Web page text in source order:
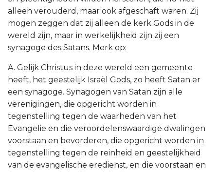
alleen verouderd, maar ook afgeschaft waren. Zij
mogen zeggen dat zij alleen de kerk Gods in de
wereld zijn, maar in werkelijkheid zijn zij een
synagoge des Satans. Merk op:
A. Gelijk Christus in deze wereld een gemeente
heeft, het geestelijk Israël Gods, zo heeft Satan er
een synagoge. Synagogen van Satan zijn alle
verenigingen, die opgericht worden in
tegenstelling tegen de waarheden van het
Evangelie en die veroordelenswaardige dwalingen
voorstaan en bevorderen, die opgericht worden in
tegenstelling tegen de reinheid en geestelijkheid
van de evangelische eredienst, en die voorstaan en